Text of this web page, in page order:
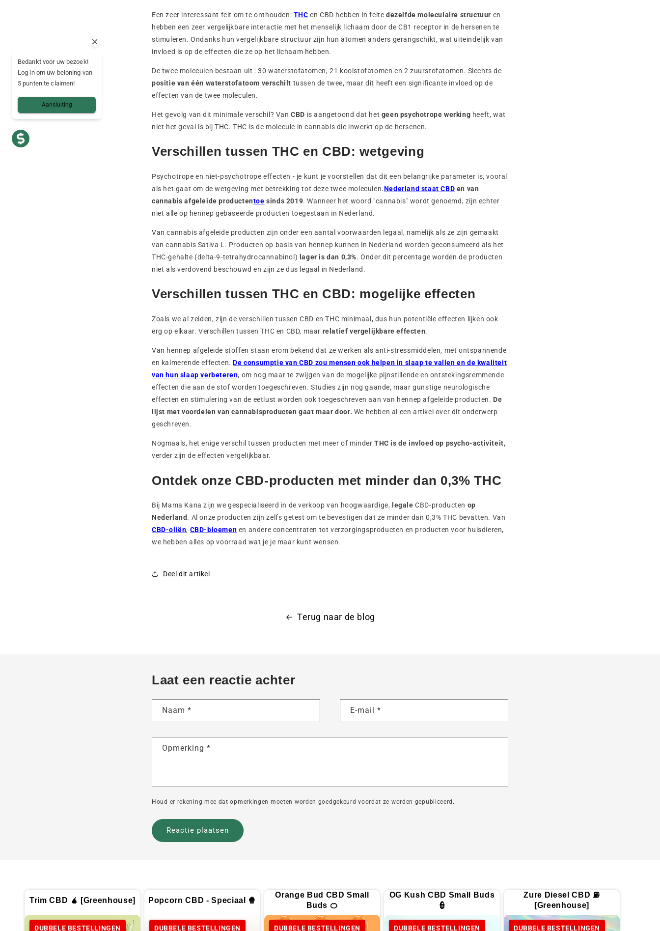
Een zeer interessant feit om te onthouden: THC en CBD hebben in feitedezelfde moleculaire structuur en
hebben een zeer vergelijkbare interactie met het menselijk lichaam door de CB1 receptor in de hersenen te
stimuleren. Ondanks hun vergelijkbare structuur zijn hun atomen anders gerangschikt, wat uiteindelijk van
invloed is op de effecten die ze op het lichaam hebben.
De twee moleculen bestaan uit : 30 waterstofatomen, 21 koolstofatomen en 2 zuurstofatomen. Slechts de
positie van één waterstofatoom verschilt tussen de twee, maar dit heeft een significante invloed op de
effecten van de twee moleculen.
Het gevolg van dit minimale verschil? VanCBD is aangetoond dat het geen psychotrope werking heeft, wat
niet het geval is bij THC. THC is de molecule in cannabis die inwerkt op de hersenen.
Verschillen tussen THC en CBD: wetgeving
Psychotrope en niet-psychotrope effecten - je kunt je voorstellen dat dit een belangrijke parameter is, vooral
als het gaat om de wetgeving met betrekking tot deze twee moleculen.Nederland staat CBD en van
cannabis afgeleide productentoe sinds 2019. Wanneer het woord "cannabis" wordt genoemd, zijn echter
niet alle op hennep gebaseerde producten toegestaan in Nederland.
Van cannabis afgeleide producten zijn onder een aantal voorwaarden legaal, namelijk als ze zijn gemaakt
van cannabis Sativa L. Producten op basis van hennep kunnen in Nederland worden geconsumeerd als het
THC-gehalte (delta-9-tetrahydrocannabinol) lager is dan 0,3%. Onder dit percentage worden de producten
niet als verdovend beschouwd en zijn ze dus legaal in Nederland.
Verschillen tussen THC en CBD: mogelijke effecten
Zoals we al zeiden, zijn de verschillen tussen CBD en THC minimaal, dus hun potentiële effecten lijken ook
erg op elkaar. Verschillen tussen THC en CBD, maar relatief vergelijkbare effecten.
Van hennep afgeleide stoffen staan erom bekend dat ze werken als anti-stressmiddelen, met ontspannende
en kalmerende effecten.De consumptie van CBD zou mensen ook helpen in slaap te vallen en de kwaliteit
van hun slaap verbeteren, om nog maar te zwijgen van de mogelijke pijnstillende en ontstekingsremmende
effecten die aan de stof worden toegeschreven. Studies zijn nog gaande, maar gunstige neurologische
effecten en stimulering van de eetlust worden ook toegeschreven aan van hennep afgeleide producten. De
lijst met voordelen van cannabisproducten gaat maar door. We hebben al een artikel over dit onderwerp
geschreven.
Nogmaals, het enige verschil tussen producten met meer of minder THC is de invloed op psycho-activiteit,
verder zijn de effecten vergelijkbaar.
Ontdek onze CBD-producten met minder dan 0,3% THC
Bij Mama Kana zijn we gespecialiseerd in de verkoop van hoogwaardige, legale CBD-producten op
Nederland. Al onze producten zijn zelfs getest om te bevestigen dat ze minder dan 0,3% THC bevatten. Van
CBD-oliën, CBD-bloemen en andere concentraten tot verzorgingsproducten en producten voor huisdieren,
we hebben alles op voorraad wat je je maar kunt wensen.
Deel dit artikel
Terug naar de blog
Laat een reactie achter
Naam * E-mail *
Opmerking *
Houd er rekening mee dat opmerkingen moeten worden goedgekeurd voordat ze worden gepubliceerd.
Trim CBD 🧉 [Greenhouse]
DUBBELE BESTELLINGEN
Popcorn CBD - Speciaal 🍿
DUBBELE BESTELLINGEN
Orange Bud CBD Small
Buds 🍊
DUBBELE BESTELLINGEN
OG Kush CBD Small Buds
👮
DUBBELE BESTELLINGEN
Zure Diesel CBD ⛽
[Greenhouse]
DUBBELE BESTELLINGEN
Bedankt voor uw bezoek!
Log in om uw beloning van
5 punten te claimen!
Aansluiting